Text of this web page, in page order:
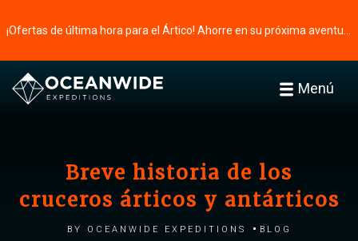
Menú
Breve historia de los
cruceros árticos y antárticos
by Oceanwide Expeditions Blog